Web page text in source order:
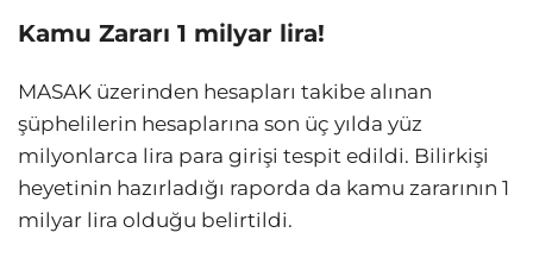
Kamu Zararı 1 milyar lira!
MASAK üzerinden hesapları takibe alınan
şüphelilerin hesaplarına son üç yılda yüz
milyonlarca lira para girişi tespit edildi. Bilirkişi
heyetinin hazırladığı raporda da kamu zararının 1
milyar lira olduğu belirtildi.